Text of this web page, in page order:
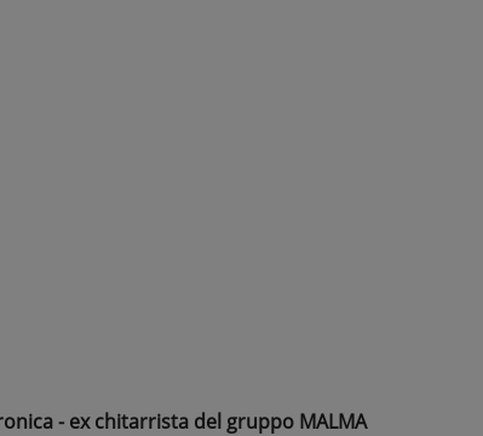
- ex chitarrista del gruppo MALMA